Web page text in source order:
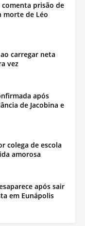
comenta prisão de
morte de Léo
carregar neta
vez
após
de Jacobina e
colega de escola
amorosa
após sair
em Eunápolis